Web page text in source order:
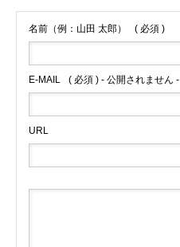
名前（例：山田 太郎） ( 必須 )
E-MAIL ( 必須 ) - 公開されません -
URL